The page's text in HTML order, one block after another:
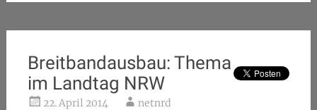
Breitbandausbau: Thema
im Landtag NRW
22. April 2014 netnrd